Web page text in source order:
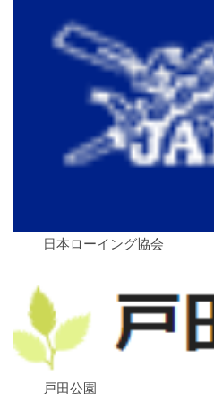
日本ローイング協会
戸田公園